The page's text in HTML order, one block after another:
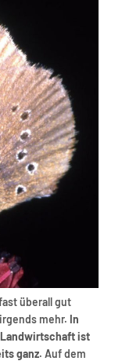
überall gut
mehr. In
ist
ganz. Auf dem